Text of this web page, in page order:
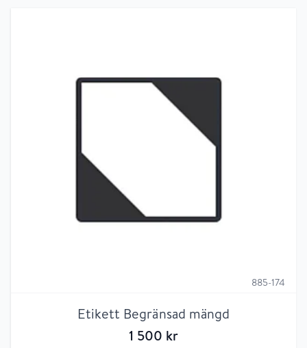
885-174
Etikett Begränsad mängd
1 500 kr